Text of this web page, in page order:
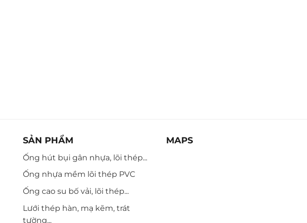
SẢN PHẨM
Ống hút bụi gân nhựa, lõi thép...
Ống nhựa mềm lõi thép PVC
Ống cao su bố vải, lõi thép...
Lưới thép hàn, mạ kẽm, trát
tường...
MAPS